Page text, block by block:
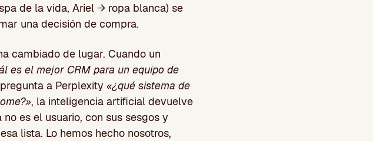
de la vida, Ariel → ropa blanca) se
una decisión de compra.
cambiado de lugar. Cuando un
es el mejor CRM para un equipo de
a Perplexity «¿qué sistema de
, la inteligencia artificial devuelve
es el usuario, con sus sesgos y
lista. Lo hemos hecho nosotros,